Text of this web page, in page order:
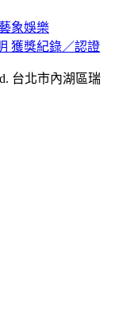
象娛樂
獲獎紀錄／認證
台北市內湖區瑞